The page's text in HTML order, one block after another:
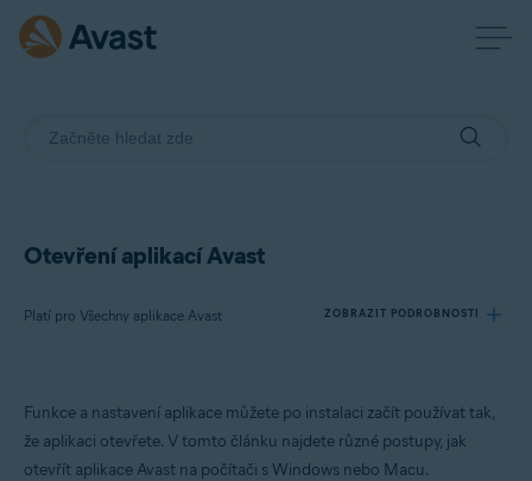
Otevření aplikací Avast
Platí pro Všechny aplikace Avast ZOBRAZIT PODROBNOSTI
Všechny aplikace Avast
Funkce a nastavení aplikace můžete po instalaci začít používat tak,
že aplikaci otevřete. V tomto článku najdete různé postupy, jak
otevřít aplikace Avast na počítači s Windows nebo Macu.